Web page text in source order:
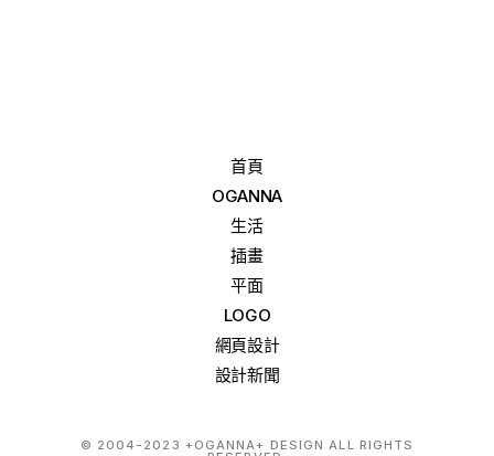
首頁
OGANNA
生活
插畫
平面
LOGO
網頁設計
設計新聞
© 2004-2023 +OGANNA+ DESIGN ALL RIGHTS